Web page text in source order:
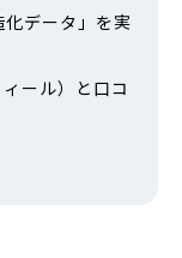
データ」を実
ール）と口コ